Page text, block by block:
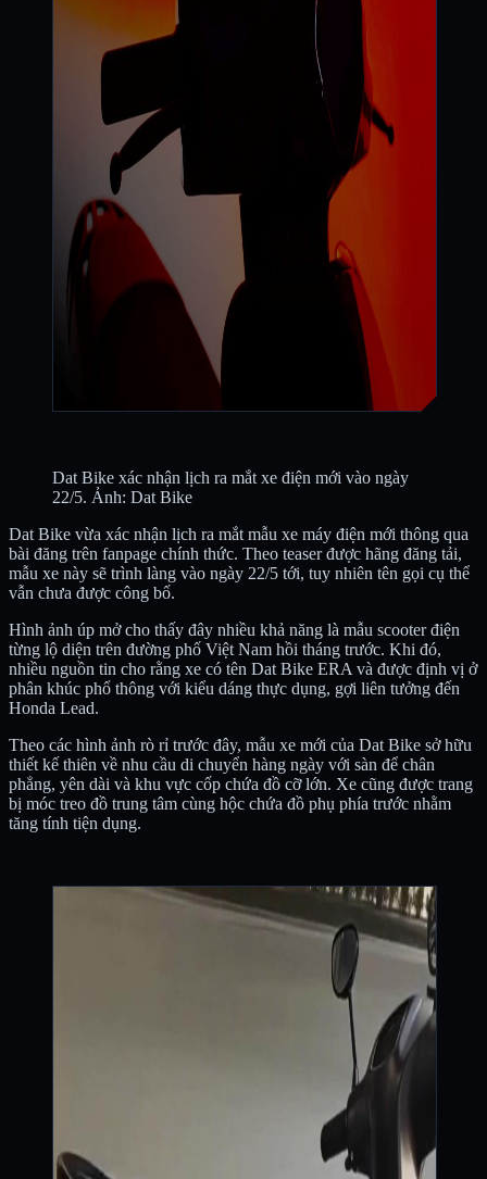
Dat Bike xác nhận lịch ra mắt xe điện mới vào ngày
22/5. Ảnh: Dat Bike
Dat Bike vừa xác nhận lịch ra mắt mẫu xe máy điện mới thông qua
bài đăng trên fanpage chính thức. Theo teaser được hãng đăng tải,
mẫu xe này sẽ trình làng vào ngày 22/5 tới, tuy nhiên tên gọi cụ thể
vẫn chưa được công bố.
Hình ảnh úp mở cho thấy đây nhiều khả năng là mẫu scooter điện
từng lộ diện trên đường phố Việt Nam hồi tháng trước. Khi đó,
nhiều nguồn tin cho rằng xe có tên Dat Bike ERA và được định vị ở
phân khúc phổ thông với kiểu dáng thực dụng, gợi liên tưởng đến
Honda Lead.
Theo các hình ảnh rò rỉ trước đây, mẫu xe mới của Dat Bike sở hữu
thiết kế thiên về nhu cầu di chuyển hàng ngày với sàn để chân
phẳng, yên dài và khu vực cốp chứa đồ cỡ lớn. Xe cũng được trang
bị móc treo đồ trung tâm cùng hộc chứa đồ phụ phía trước nhằm
tăng tính tiện dụng.